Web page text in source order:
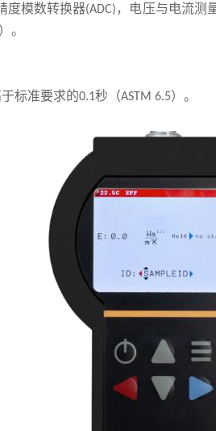
度模数转换器(ADC) ，电压与电流测
）。
标准要求的0.1秒（ASTM 6.5）。